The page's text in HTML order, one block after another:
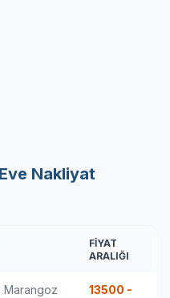
Nakliyat
FIYAT
ARALIĞI
Marangoz
13500 -